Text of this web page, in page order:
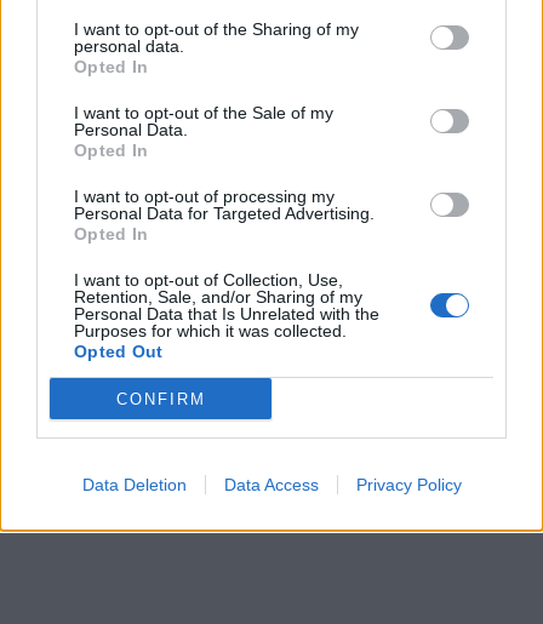
I want to opt-out of the Sharing of my
personal data.
Opted In
I want to opt-out of the Sale of my
Personal Data.
Opted In
I want to opt-out of processing my
Personal Data for Targeted Advertising.
Opted In
I want to opt-out of Collection, Use,
Retention, Sale, and/or Sharing of my
Personal Data that Is Unrelated with the
Purposes for which it was collected.
Opted Out
CONFIRM
Data Deletion Data Access Privacy Policy
doświadczeniu traci zmysły i stara się uciec jak
najdalej, by nie mieć nigdy już nic wspólnego z
Moskwą.
Dziewczyna, która służy Małgorzacie, kiedy ta
staje się wspólniczką Wolanda i przewodniczy
na jego balu.